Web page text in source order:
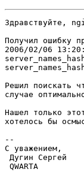
Здравствуйте,
Получил ошибку
2006/02/06
Решил поискать
случае
Нашел только
хотелось бы
--
С уважением,
Дугин
QWARTA